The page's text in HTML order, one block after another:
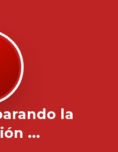
la
...